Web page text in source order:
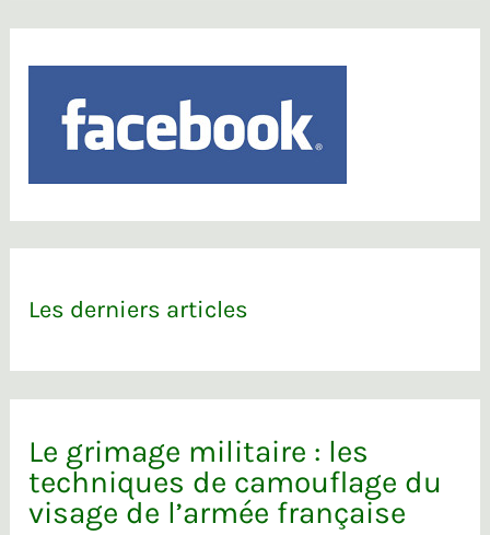
Les derniers articles
Le grimage militaire : les
techniques de camouflage du
visage de l’armée française